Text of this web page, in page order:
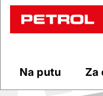
Na putu Za